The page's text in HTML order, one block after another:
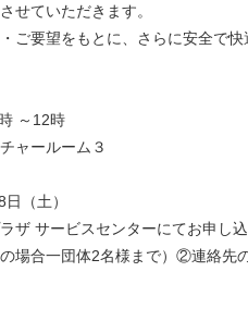
せていただきます。
ご要望をもとに、さらに安全で
～12時
ールーム３
（土）
ザ サービスセンターにてお申し込
場合一団体2名様まで）②連絡先